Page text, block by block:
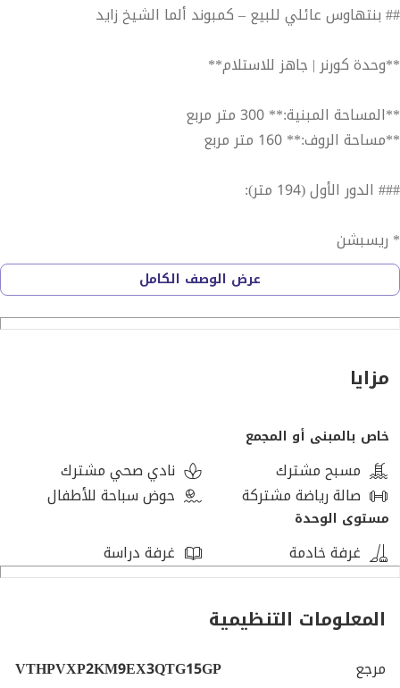
## بنتهاوس عائلي للبيع – كمبوند ألما الشيخ زايد
**وحدة كورنر | جاهز للاستلام**
**المساحة المبنية:** 300 متر مربع
**مساحة الروف:** 160 متر مربع
### الدور الأول (194 متر):
* ريسبشن
* غرفة سفرة
* ليفينج روم
* غرفة غسيل
* مطبخ
* غرفة مربية بحمام خاص
### دور الروف (80 متر مبني):
* ليفينج روم
* غرفة نوم
* كيتشنيت
* مساحة روف مفتوحة واسعة
**التشطيب:** نصف تشطيب
عرض الوصف الكامل
مزايا
خاص بالمبنى أو المجمع
مسبح مشترك
نادي صحي مشترك
صالة رياضة مشتركة
حوض سباحة للأطفال
مستوى الوحدة
غرفة خادمة غرفة دراسة
المعلومات التنظيمية
مرجع
VTHPVXP2KM9EX3QTG15GP